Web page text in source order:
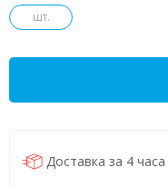
шт.
Доставка за 4 часа